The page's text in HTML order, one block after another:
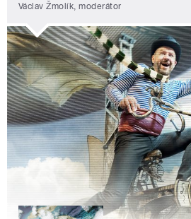
Václav Žmolík, moderátor